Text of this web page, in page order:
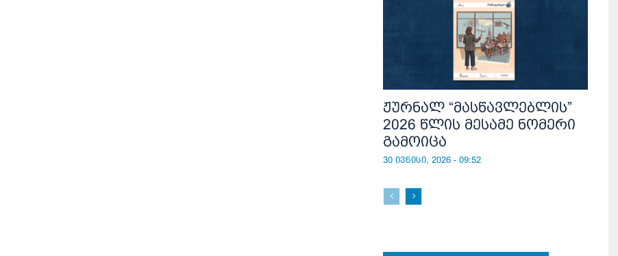
ჟურნალ “მასწავლებლის”
2026 წლის მესამე ნომერი
გამოიცა
30 ივნისი, 2026 - 09:52